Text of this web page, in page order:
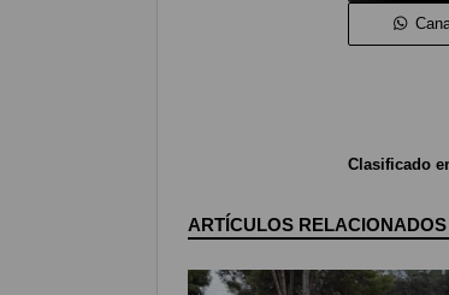
Clasificado
ARTÍCULOS RELACIONADOS